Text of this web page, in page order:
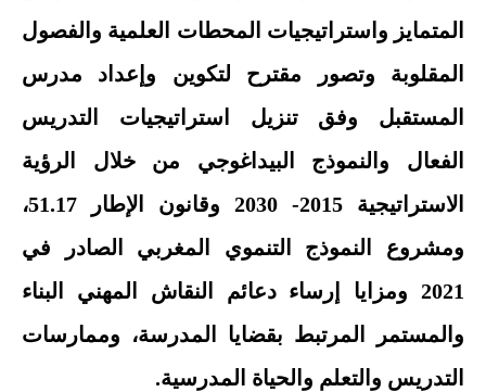
المتمايز واستراتيجيات المحطات العلمية والفصول
المقلوبة وتصور مقترح لتكوين وإعداد مدرس
المستقبل وفق تنزيل استراتيجيات التدريس
الفعال والنموذج البيداغوجي من خلال الرؤية
الاستراتيجية 2015- 2030 وقانون الإطار 51.17،
ومشروع النموذج التنموي المغربي الصادر في
2021 ومزايا إرساء دعائم النقاش المهني البناء
والمستمر المرتبط بقضايا المدرسة، وممارسات
التدريس والتعلم والحياة المدرسية.